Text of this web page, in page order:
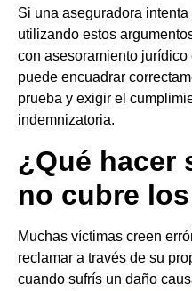
Si una aseguradora
utilizando estos
con asesoramiento
puede encuadrar
prueba y exigir el
indemnizatoria.
¿Qué hacer
no cubre
Muchas víctimas creen
reclamar a través de su
cuando sufrís un daño